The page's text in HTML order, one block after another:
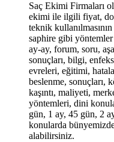
Saç Ekimi Firmaları
ekimi ile ilgili fiyat,
teknik
saphire gibi
ay-ay, forum, soru,
sonuçları, bilgi,
evreleri, eğitimi,
beslenme, sonuçları,
kaşıntı, maliyeti,
yöntemleri, dini
gün, 1 ay, 45 gün, 2
konularda
alabilirsiniz.